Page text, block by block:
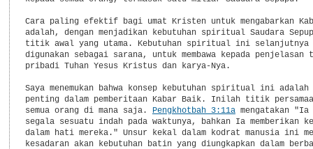
Pengkhotbah 3:11a mengatakan "Ia
segala sesuatu indah pada waktunya, bahkan Ia memberikan
dalam hati mereka." Unsur kekal dalam kodrat manusia ini
kesadaran akan kebutuhan batin yang diungkapkan dalam